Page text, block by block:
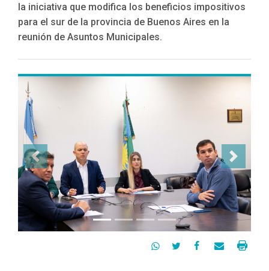
la iniciativa que modifica los beneficios impositivos
para el sur de la provincia de Buenos Aires en la
reunión de Asuntos Municipales.
Previous Next
   